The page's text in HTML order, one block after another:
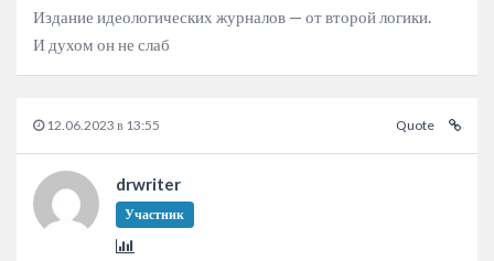
Издание идеологических журналов — от второй логики.
И духом он не слаб
12.06.2023 в 13:55 Quote
drwriter
Участник